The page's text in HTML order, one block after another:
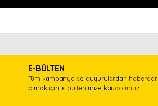
E-BÜLTEN
Tüm kampanya ve duyurulardan haberdar
olmak için e-bültenimize kaydolunuz.